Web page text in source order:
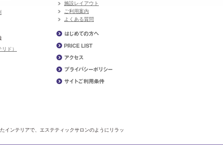
ド）
施設レイアウト
ご利用案内
よくある質問
インテリアで、エステティックサロンのようにリラッ